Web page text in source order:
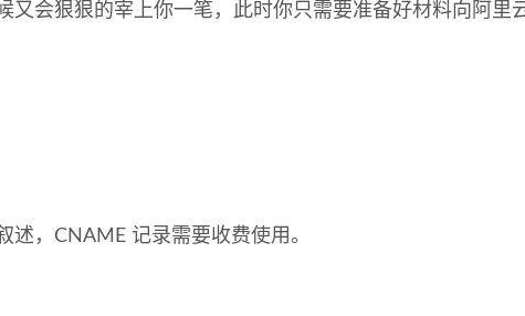
又会狠狠的宰上你一笔，此时你只需要准备好材料向阿里
，CNAME 记录需要收费使用。